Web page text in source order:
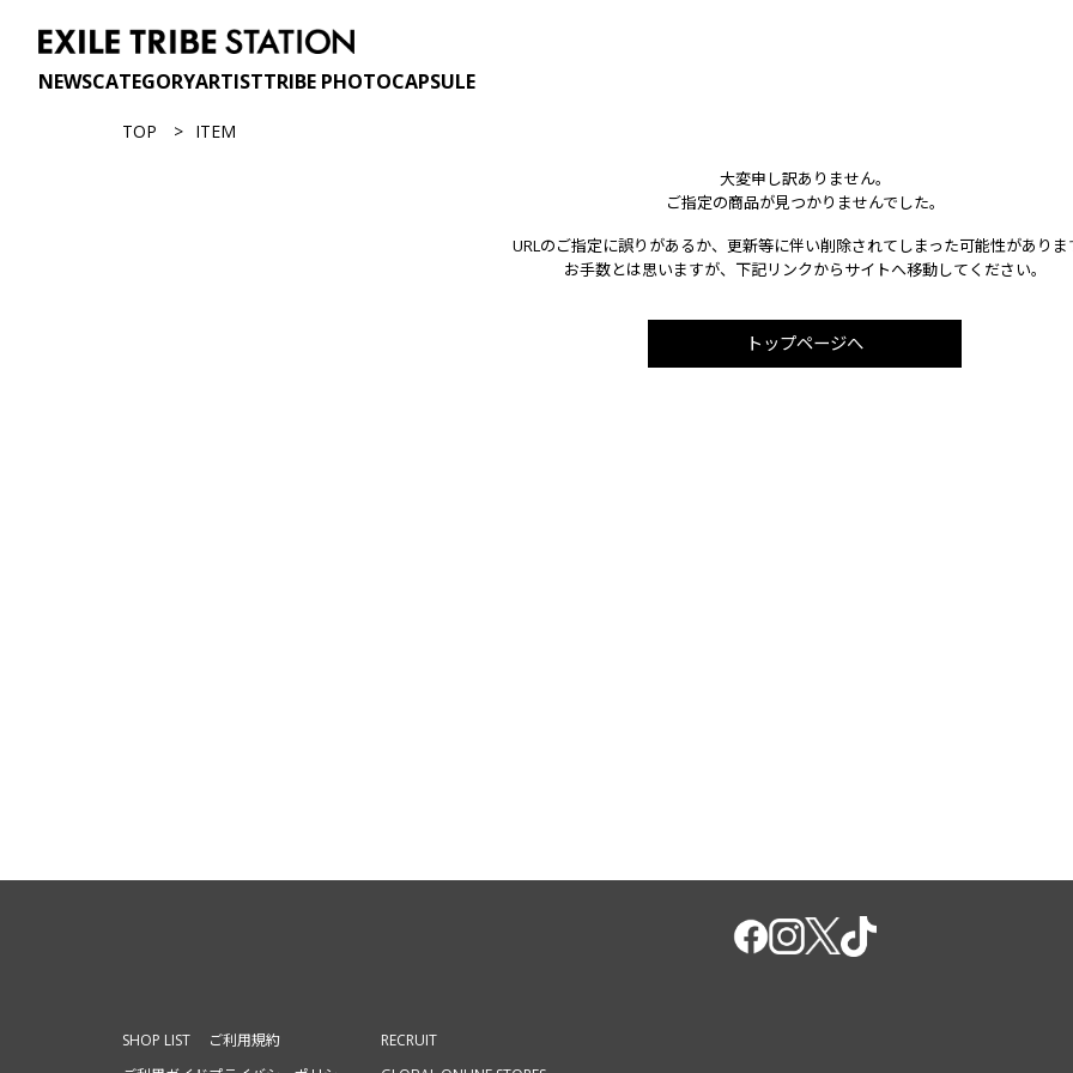
NEWSCATEGORYARTISTTRIBE PHOTOCAPSULE
TOP ITEM
大変申し訳ありません。
ご指定の商品が見つかりませんでした。
URLのご指定に誤りがあるか、更新等に伴い削除されてしまった可能性がありま
お手数とは思いますが、下記リンクからサイトへ移動してください。
トップページへ
SHOP LIST
ご利用規約
RECRUIT